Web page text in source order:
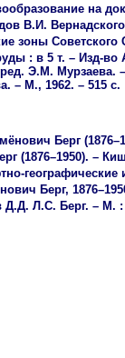
на
В.И.
зоны Советского
: в 5 т. – Изд-
Э.М. Мурзаева.
– М., 1962. – 515 с.
Берг
(1876–1950). –
Берг,
Д.Д. Л.С. Берг. – М.